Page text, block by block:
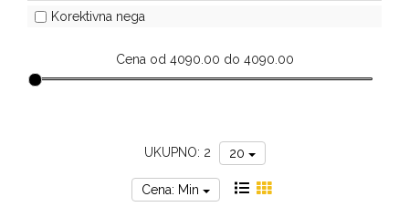
Korektivna nega
Cena od 4090.00 do 4090.00
UKUPNO: 2 20
Cena: Min